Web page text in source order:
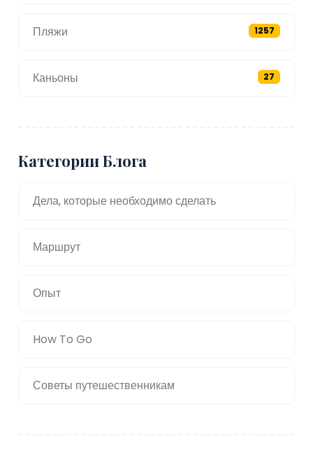
Пляжи 1257
Каньоны 27
Категории Блога
Дела, которые необходимо сделать
Маршрут
Опыт
How To Go
Советы путешественникам